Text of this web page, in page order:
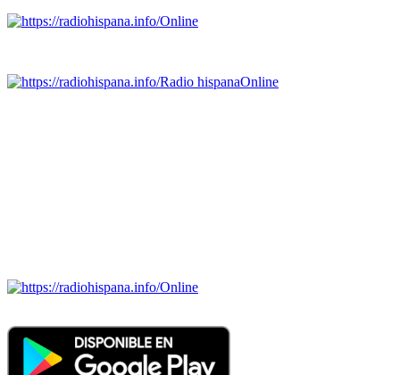
Online
Radio hispanaOnline
Online